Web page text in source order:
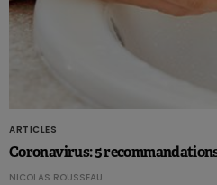
ARTICLES
Coronavirus: 5
NICOLAS ROUSSEAU